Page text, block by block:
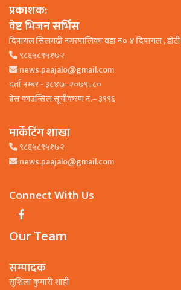
प्रकाशक:
वेष्ट भिजन सर्भिस
दिपायल सिलगढी नगरपालिका वडा न० ४ दिपायल , डाेटी
९८६५८९५१७२
news.paajalo@gmail.com
दर्ता नम्बर - ३८४७–२०७९÷८०
प्रेस काउन्सिल सूचीकरण नं.– ३९९६
मार्केटिंग शाखा
९८६५८९५१७२
news.paajalo@gmail.com
Connect With Us
Our Team
सम्पादक
सुशिला कुमारी शाही